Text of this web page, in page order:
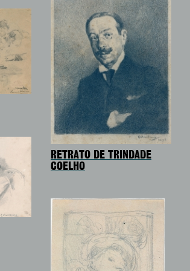
RETRATO DE TRINDADE
COELHO